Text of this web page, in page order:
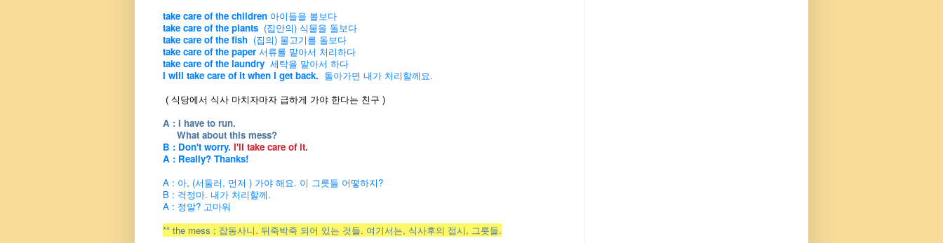
take care of the children 아이들을 볼보다
take care of the plants (집안의) 식물을 돌보다
take care of the fish (집의) 물고기를 돌보다
take care of the paper 서류를 맡아서 처리하다
take care of the laundry 세탁을 맡아서 하다
I will take care of it when I get back. 돌아가면 내가 처리할께요.
( 식당에서 식사 마치자마자 급하게 가야 한다는 친구 )
A : I have to run.
What about this mess?
B : Don't worry. I'll take care of it.
A : Really? Thanks!
A : 아, (서둘러, 먼저 ) 가야 해요. 이 그릇들 어떻하지?
B : 걱정마. 내가 처리할께.
A : 정말? 고마워
** the mess ; 잡동사니. 뒤죽박죽 되어 있는 것들. 여기서는, 식사후의 접시, 그릇들.